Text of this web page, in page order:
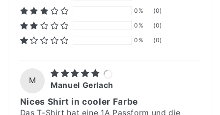
0%
(0)
0%
(0)
0%
(0)
M
Manuel Gerlach
Nices Shirt in cooler Farbe
Das T-Shirt hat eine 1A Passform und die